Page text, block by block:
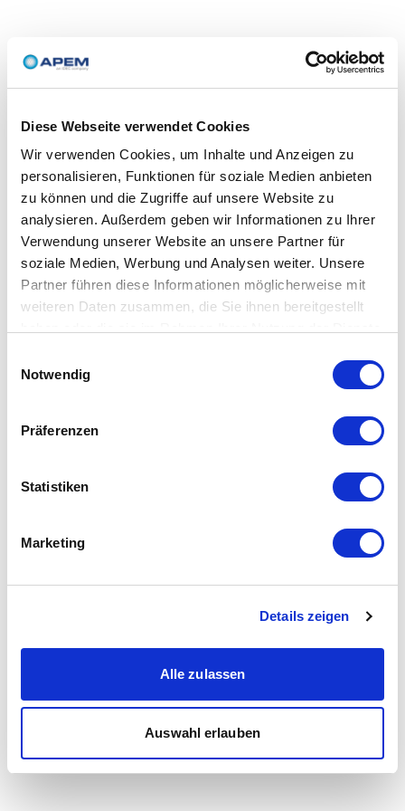
Diese Webseite verwendet Cookies
Wir verwenden Cookies, um Inhalte und Anzeigen zu
personalisieren, Funktionen für soziale Medien anbieten
zu können und die Zugriffe auf unsere Website zu
analysieren. Außerdem geben wir Informationen zu Ihrer
Verwendung unserer Website an unsere Partner für
soziale Medien, Werbung und Analysen weiter. Unsere
Partner führen diese Informationen möglicherweise mit
weiteren Daten zusammen, die Sie ihnen bereitgestellt
Notwendig
Präferenzen
Statistiken
Marketing
Details zeigen
Alle zulassen
Auswahl erlauben